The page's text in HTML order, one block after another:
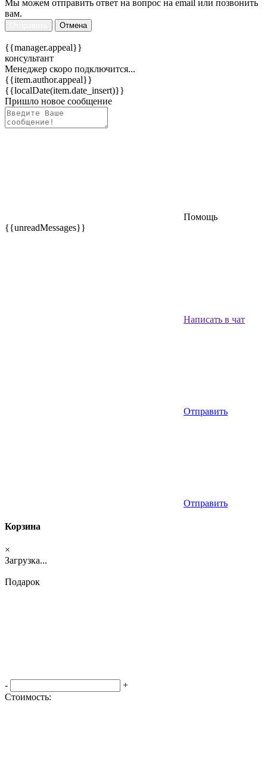
Мы можем отправить ответ на вопрос на email или позвонить
вам.
Отмена
{{manager.appeal}}
консультант
Менеджер скоро подключится...
{{item.author.appeal}}
{{localDate(item.date_insert)}}
Пришло новое сообщение
Помощь
{{unreadMessages}}
Написать в чат
Отправить
Отправить
Корзина
×
Загрузка...
Подарок
-
+
Стоимость: